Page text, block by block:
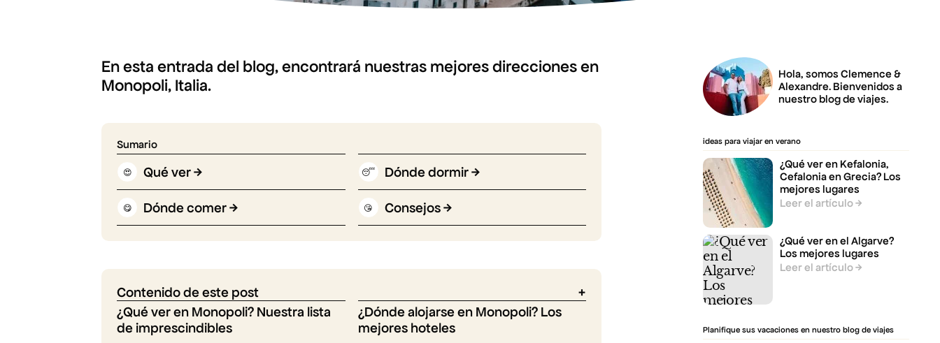
En esta entrada del blog, encontrará nuestras mejores direcciones en
Monopoli, Italia.
Sumario
😍 Qué ver
😋 Dónde comer
😴 Dónde dormir
😘 Consejos
Contenido de este post
¿Qué ver en Monopoli? Nuestra lista
de imprescindibles
¿Dónde alojarse en Monopoli? Los
mejores hoteles
Hola, somos Clemence &
Alexandre. Bienvenidos a
nuestro blog de viajes.
ideas para viajar en verano
¿Qué ver en Kefalonia,
Cefalonia en Grecia? Los
mejores lugares
Leer el artículo
¿Qué ver en el Algarve?
Los mejores lugares
Leer el artículo
Planifique sus vacaciones en nuestro blog de viajes